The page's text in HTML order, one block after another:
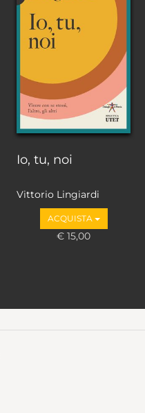
Io, tu, noi
Vittorio Lingiardi
ACQUISTA
€ 15,00